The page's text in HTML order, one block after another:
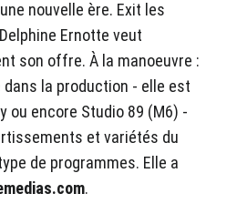
nouvelle ère. Exit les
Ernotte veut
son offre. À la manoeuvre :
dans la production - elle est
ou encore Studio 89 (M6) -
et variétés du
de programmes. Elle a
.